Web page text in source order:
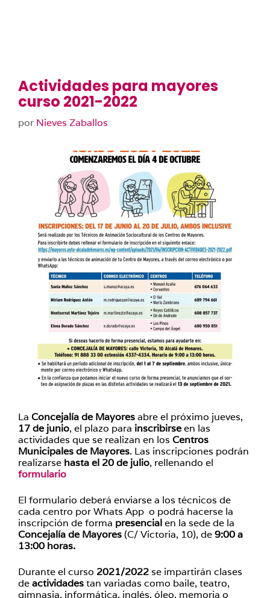
Actividades para mayores
curso 2021-2022
por Nieves Zaballos
La Concejalía de Mayoresabre el próximo jueves,
17 de junio, el plazo para inscribirseen las
actividades que se realizan en los Centros
Municipales de Mayores. Las inscripciones podrán
realizarse hasta el 20 de julio, rellenando el
formulario
El formulario deberá enviarse a los técnicos de
cada centro por Whats App o podrá hacerse la
inscripción de forma presencialen la sede de la
Concejalía de Mayores(C/ Victoria, 10), de9:00 a
13:00 horas.
Durante el curso 2021/2022se impartirán clases
deactividadestan variadas como baile, teatro,
gimnasia, informática, inglés, óleo, memoria o